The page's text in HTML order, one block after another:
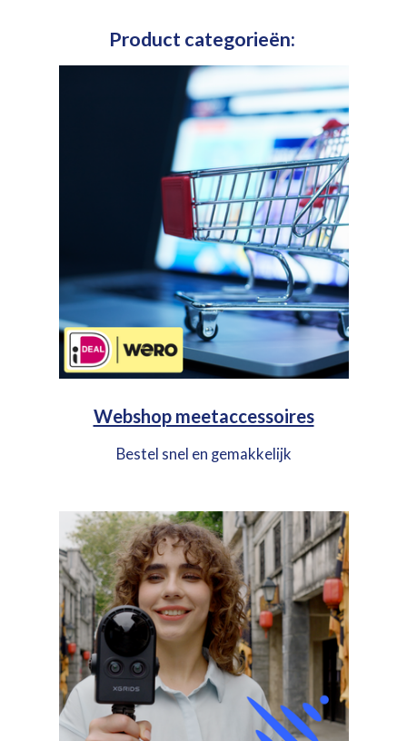
Product categorieën:
Webshop meetaccessoires
Bestel snel en gemakkelijk